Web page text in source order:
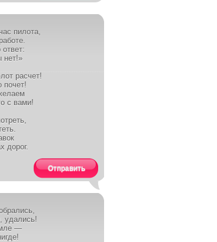
пилота,
нет!»
расчет!
почет!
с вами!
дорог.
Отправить
удались!
—